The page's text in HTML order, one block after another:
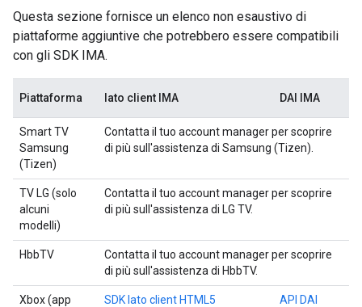
Questa sezione fornisce un elenco non esaustivo di
piattaforme aggiuntive che potrebbero essere compatibili
con gli SDK IMA.
Piattaforma lato client IMA DAI IMA
Smart TV
Samsung
(Tizen)
Contatta il tuo account manager per scoprire
di più sull'assistenza di Samsung (Tizen).
TV LG (solo
alcuni
modelli)
Contatta il tuo account manager per scoprire
di più sull'assistenza di LG TV.
HbbTV
Contatta il tuo account manager per scoprire
di più sull'assistenza di HbbTV.
Xbox (app
SDK lato client HTML5 API DAI